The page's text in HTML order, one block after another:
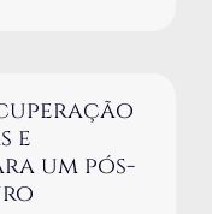
e
um pós-